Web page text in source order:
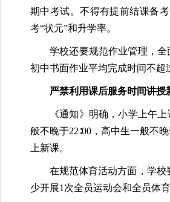
期中考试。不得有提前结课备
考“状元”和升学率。
学校还要规范作业管理，
初中书面作业平均完成时间不
严禁利用课后服务时间讲授
《通知》明确，小学上午
般不晚于22∶00，高中生一般不
上新课。
在规范体育活动方面，学
少开展1次全员运动会和全员体